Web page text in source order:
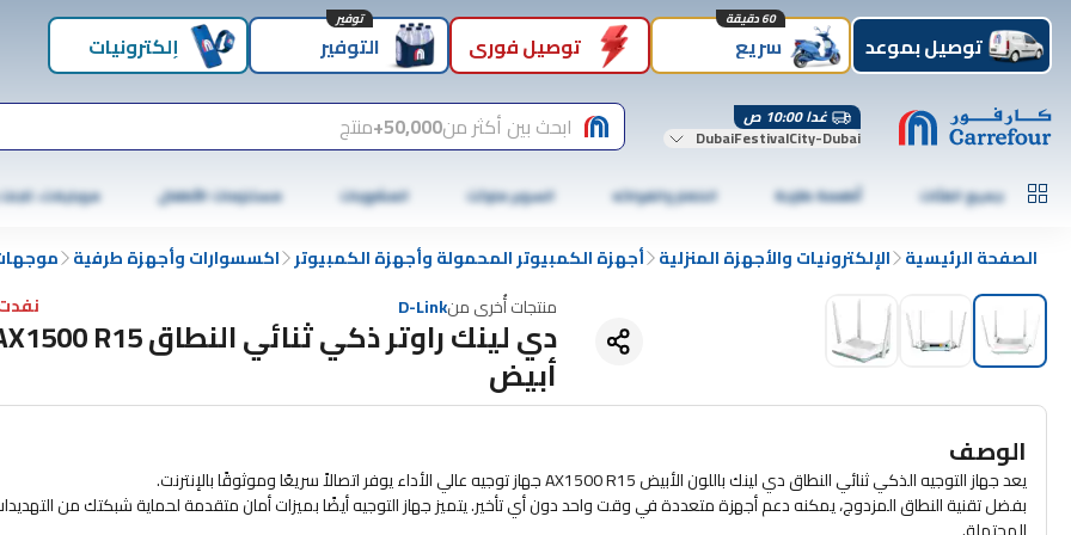
توصيل بموعد سريع
60 دقيقة
توصيل فوري التوفير
توفير
إلكترونيات
غدا 10:00 ص
DubaiFestivalCity-Dubai ابحث بين أكثر من50,000+ منتج
جميع الفئات أطعمة طازجة الخضار والفواكه السوبر ماركت المشروبات مستلزمات الأطفال موبايلات،
الصفحة الرئيسية الإلكترونيات والأجهزة المنزلية أجهزة الكمبيوتر المحمولة وأجهزة الكمبيوتر اكسسوارات وأجهزة طرفية
منتجات أُخرى منD-Link
أبيض
الوصف
يعد جهاز التوجيه الذكي ثنائي النطاق دي لينك باللون الأبيض AX1500 R15 جهاز توجيه عالي الأداء يوفر اتصالاً سريعًا وموثوقًا بالإنترنت.
بفضل تقنية النطاق المزدوج، يمكنه دعم أجهزة متعددة في وقت واحد دون أي تأخير. يتميز جهاز التوجيه أيضًا بميزات أمان متقدمة لحماية شبكتك من